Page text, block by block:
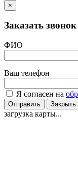
×
Заказать звонок
ФИО
Ваш телефон
Я согласен на
Отправить Закрыть
загрузка карты...